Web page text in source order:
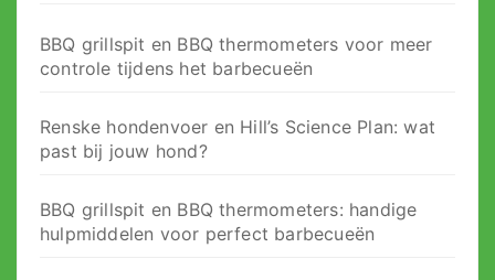
BBQ grillspit en BBQ thermometers voor meer
controle tijdens het barbecueën
Renske hondenvoer en Hill’s Science Plan: wat
past bij jouw hond?
BBQ grillspit en BBQ thermometers: handige
hulpmiddelen voor perfect barbecueën